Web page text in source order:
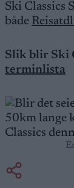
Ski Classics
både
Slik blir Ski
terminlista